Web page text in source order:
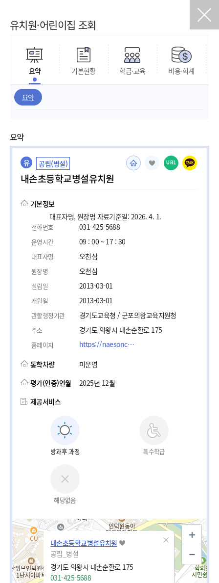
유치원·어린이집 조회
요약 기본현황 학급·교육 비용·회계
요약
요약
유 공립(병설)
내손초등학교병설유치원
URL
기본정보
대표자명, 원장명 자료기준일: 2026. 4. 1.
전화번호 031-425-5688
운영시간 09 : 00 ~ 17 : 30
대표자명 오천심
원장명 오천심
설립일 2013-03-01
개원일 2013-03-01
관할행정기관 경기도교육청 / 군포의왕교육지원청
주소 경기도 의왕시 내손순환로 175
홈페이지 https://naesoncho.goegu.kr/
통학차량
미운영
평가(인증)연월
2025년 12월
제공서비스
방과후 과정 특수학급
해당없음
내손초등학교병설유치원
공립_병설
경기도 의왕시 내손순환로 175
031-425-5688